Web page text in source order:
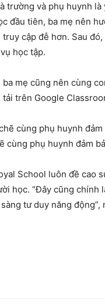
trường và phụ huynh
đầu tiên, ba mẹ nên
cập đễ hơn. Sau
học tập.
mẹ cũng nên cùng
trên Google
cùng phụ huynh đảm
School luôn đề cao
học. “Đây cũng chính
tư duy năng